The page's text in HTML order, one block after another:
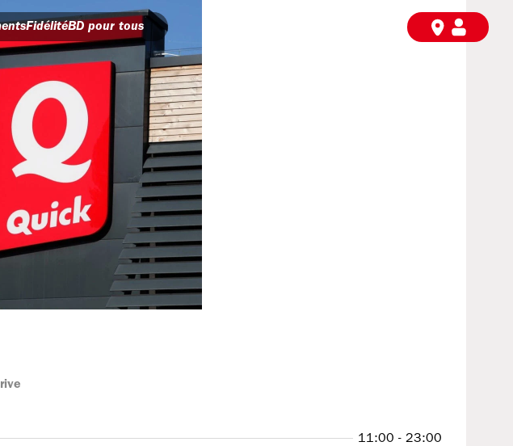
FidélitéBD pour tous
11:00 - 23:00